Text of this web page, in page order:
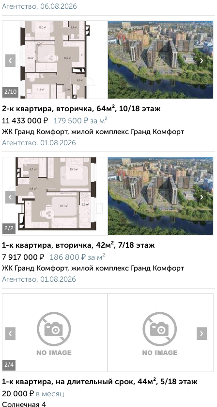
Агентство, 06.08.2026
2/10
‹ ›
2-к квартира, вторичка, 64м², 10/18 этаж
11 433 000 ₽ 179 500 ₽ за м²
ЖК Гранд Комфорт, жилой комплекс Гранд Комфорт
Агентство, 01.08.2026
2/2
‹ ›
1-к квартира, вторичка, 42м², 7/18 этаж
7 917 000 ₽ 186 800 ₽ за м²
ЖК Гранд Комфорт, жилой комплекс Гранд Комфорт
Агентство, 01.08.2026
2/4
‹ ›
1-к квартира, на длительный срок, 44м², 5/18 этаж
20 000 ₽ в месяц
Солнечная 4